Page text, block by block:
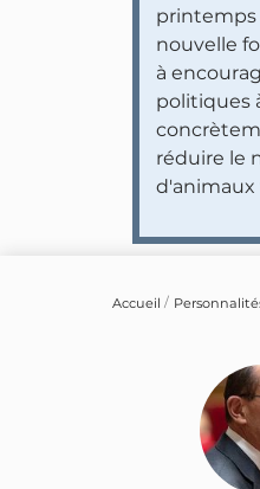
printemps
nouvelle
à
politiques
réduire le
d'animaux
Accueil